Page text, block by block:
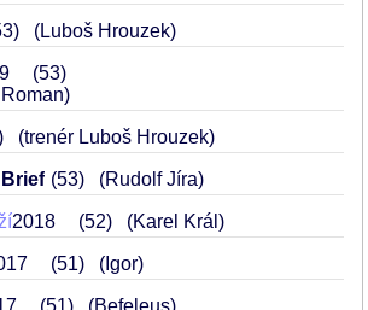
(Luboš Hrouzek)
53
(trenér Luboš Hrouzek)
Brief 53 (Rudolf Jíra)
2018 52 (Karel Král)
51 (Igor)
51 (Befeleus)